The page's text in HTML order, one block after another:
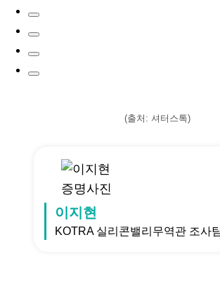
(출처: 셔터스톡)
이지현
KOTRA 실리콘밸리무역관 조사